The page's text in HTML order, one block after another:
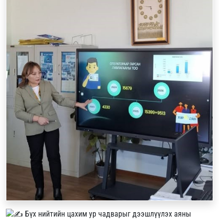
Бүх нийтийн цахим ур чадварыг дээшлүүлэх аяны